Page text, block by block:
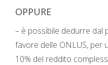
OPPURE
– è possibile dedurre dal
favore delle ONLUS, per
10% del reddito